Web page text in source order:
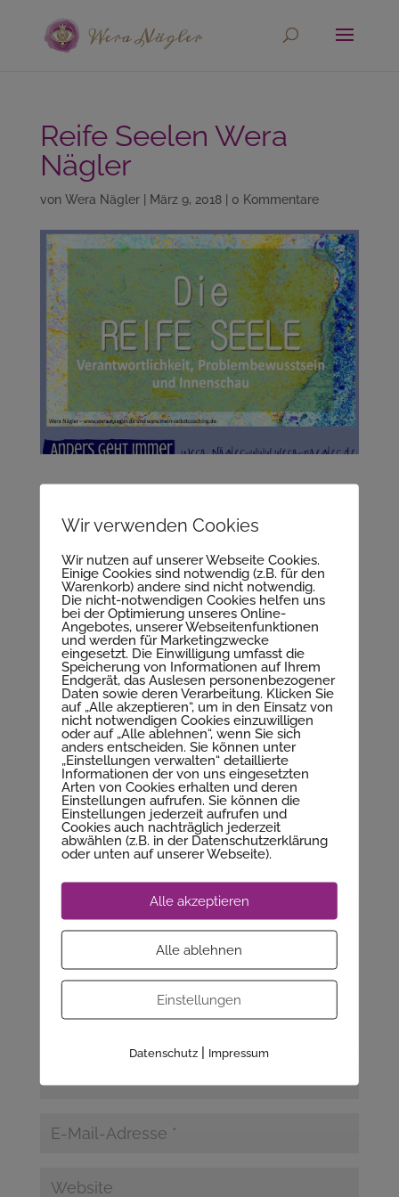
Reife Seelen Wera
Nägler
von Wera Nägler| März 9, 2018| 0 Kommentare
Reife Seelen Wera Nägler
Kommentar absenden
Deine E-Mail-Adresse wird nicht veröffentlicht.
Wir verwenden Cookies
Wir nutzen auf unserer Webseite Cookies.
Einige Cookies sind notwendig (z.B. für den
Warenkorb) andere sind nicht notwendig.
Die nicht-notwendigen Cookies helfen uns
bei der Optimierung unseres Online-
Angebotes, unserer Webseitenfunktionen
und werden für Marketingzwecke
eingesetzt. Die Einwilligung umfasst die
Speicherung von Informationen auf Ihrem
Endgerät, das Auslesen personenbezogener
Daten sowie deren Verarbeitung. Klicken Sie
auf „Alle akzeptieren“, um in den Einsatz von
nicht notwendigen Cookies einzuwilligen
oder auf „Alle ablehnen“, wenn Sie sich
anders entscheiden. Sie können unter
„Einstellungen verwalten“ detaillierte
Informationen der von uns eingesetzten
Arten von Cookies erhalten und deren
Einstellungen aufrufen. Sie können die
Einstellungen jederzeit aufrufen und
Cookies auch nachträglich jederzeit
abwählen (z.B. in der Datenschutzerklärung
oder unten auf unserer Webseite).
Alle akzeptieren
Alle ablehnen
Einstellungen
Datenschutz | Impressum